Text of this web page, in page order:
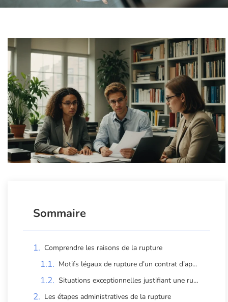
Sommaire
Comprendre les raisons de la rupture
Motifs légaux de rupture d’un contrat d’apprentissage
Situations exceptionnelles justifiant une rupture
Les étapes administratives de la rupture